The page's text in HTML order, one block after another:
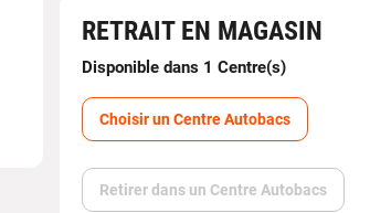
RETRAIT EN MAGASIN
Disponible dans 1 Centre(s)
Choisir un Centre Autobacs
Retirer dans un Centre Autobacs